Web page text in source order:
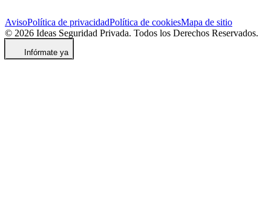
AvisoPolítica de privacidadPolítica de cookiesMapa de sitio
© 2026 Ideas Seguridad Privada. Todos los Derechos Reservados.
Infórmate ya